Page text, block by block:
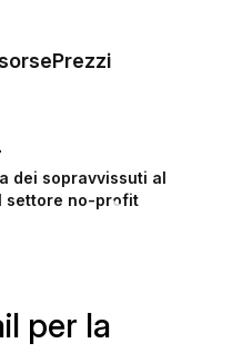
Prezzi
dei sopravvissuti al
settore no-profit
per la